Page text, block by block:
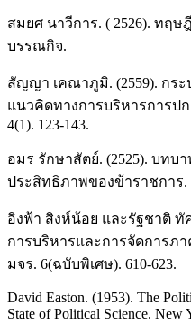
สมยศ นาวีการ. ( 2526). ทฤ
บรรณกิจ.
สัญญา เคณาภูมิ. (2559). กร
แนวคิดทางการบริหารการป
4(1). 123-143.
อมร รักษาสัตย์. (2525). บทบ
ประสิทธิภาพของข้าราชการ.
อิงฟ้า สิงห์น้อย และรัฐชาติ ทั
การบริหารและการจัดการภ
มจร. 6(ฉบับพิเศษ). 610-623.
David Easton. (1953). The
State of Political Science.